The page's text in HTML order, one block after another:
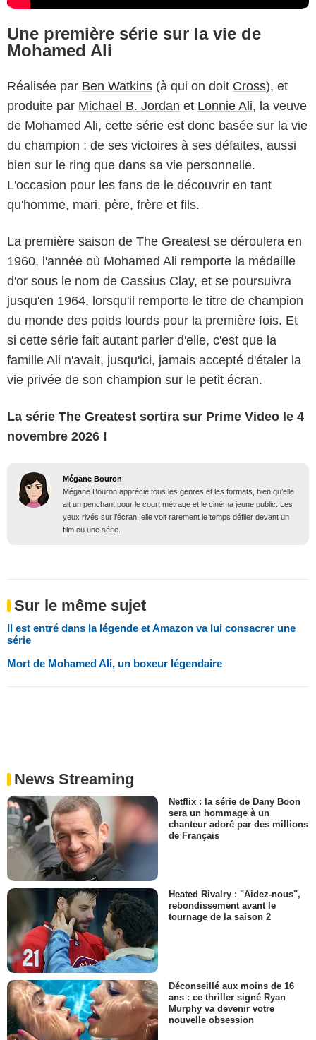
Une première série sur la vie de
Mohamed Ali
Réalisée par Ben Watkins (à qui on doit Cross), et
produite par Michael B. Jordan et Lonnie Ali, la veuve
de Mohamed Ali, cette série est donc basée sur la vie
du champion : de ses victoires à ses défaites, aussi
bien sur le ring que dans sa vie personnelle.
L'occasion pour les fans de le découvrir en tant
qu'homme, mari, père, frère et fils.
La première saison de The Greatest se déroulera en
1960, l'année où Mohamed Ali remporte la médaille
d'or sous le nom de Cassius Clay, et se poursuivra
jusqu'en 1964, lorsqu'il remporte le titre de champion
du monde des poids lourds pour la première fois. Et
si cette série fait autant parler d'elle, c'est que la
famille Ali n'avait, jusqu'ici, jamais accepté d'étaler la
vie privée de son champion sur le petit écran.
La série The Greatest sortira sur Prime Video le 4
novembre 2026 !
Mégane Bouron
Mégane Bouron apprécie tous les genres et les formats, bien qu’elle
ait un penchant pour le court métrage et le cinéma jeune public. Les
yeux rivés sur l’écran, elle voit rarement le temps défiler devant un
film ou une série.
Sur le même sujet
Il est entré dans la légende et Amazon va lui consacrer une
série
Mort de Mohamed Ali, un boxeur légendaire
News Streaming
Netflix : la série de Dany Boon
sera un hommage à un
chanteur adoré par des millions
de Français
Heated Rivalry : "Aidez-nous",
rebondissement avant le
tournage de la saison 2
Déconseillé aux moins de 16
ans : ce thriller signé Ryan
Murphy va devenir votre
nouvelle obsession